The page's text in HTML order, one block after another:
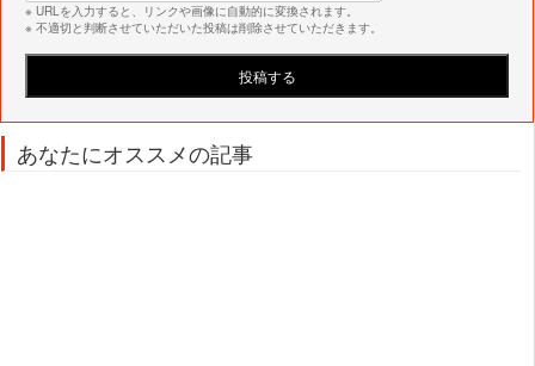
※ URLを入力すると、リンクや画像に自動的に変換されます。
※ 不適切と判断させていただいた投稿は削除させていただきます。
あなたにオススメの記事